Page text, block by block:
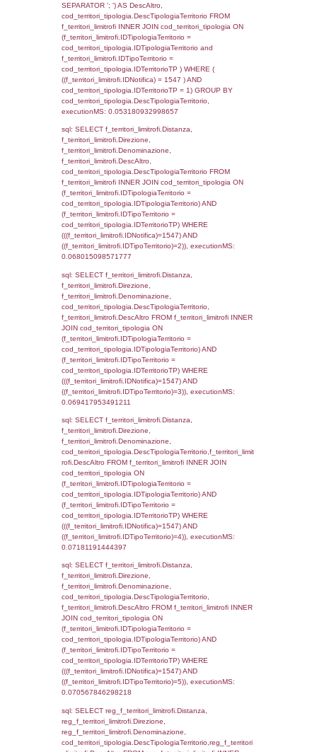
(((a2p.IDNotifica)=1547) AND
executionMS: 0.0030920505523682
sql: SELECT a2p.Cognome, a2p.Nome
a2_ruolipersonale a2rp INNER JOIN
a2rp.IDPersonale = a2p.IDPersonale
(((a2p.IDNotifica)=1547) AND
executionMS: 0.0023407936096191
sql: SELECT Cognome, Nome FROM
reg_a2_ruolipersonale INNER JOIN
reg_a2_ruolipersonale.IDPersonale =
reg_a2_personale.IDPersonale WHERE
executionMS: 0.00097894668579102
sql: SELECT cod_ipa_aoo.des_amm,
d1_controlli.UntAmmTerr,
d1_controlli.Regione, d1_controlli.Provincia,
d1_controlli.Comune, d1_controlli.Via,
d1_controlli.Email, d1_controlli.Pec FROM
INNER JOIN d1_controlli ON
d1_controlli.UntAmmTerr where
executionMS: 0.021996974945068
sql: SELECT * FROM d2_autorizzazioni
IDNotifica=1547, executionMS:
sql: SELECT Ispezione, IDArticoloComma,
StatoIspezione,
'%d/%m/%Y') as DataApertura,
DATE_FORMAT(DataChiusura, '%d/%m/
DataChiusura,
'%d/%m/%Y') as DataUltimoPIR FROM
WHERE (((d3_ispezioni.IDNotifica)=1547)),
0.00047397613525391
sql: SELECT el_nazioni.DescIT,
FROM f_confini_stato INNER JOIN
f_confini_stato.IDStato = el_nazioni.IDStato
f_confini_stato.IDNotifica = 1547;,
0.00051999092102051
el_comuni.Comune,
f_confini INNER JOIN ((el_comuni INNER
ON el_comuni.IstProvincia =